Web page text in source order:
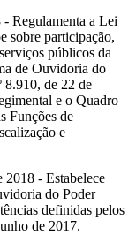
- Regulamenta a Lei
sobre participação,
públicos da
de Ouvidoria do
8.910, de 22 de
e o Quadro
Funções de
e
2018 - Estabelece
do Poder
definidas pelos
de 2017.